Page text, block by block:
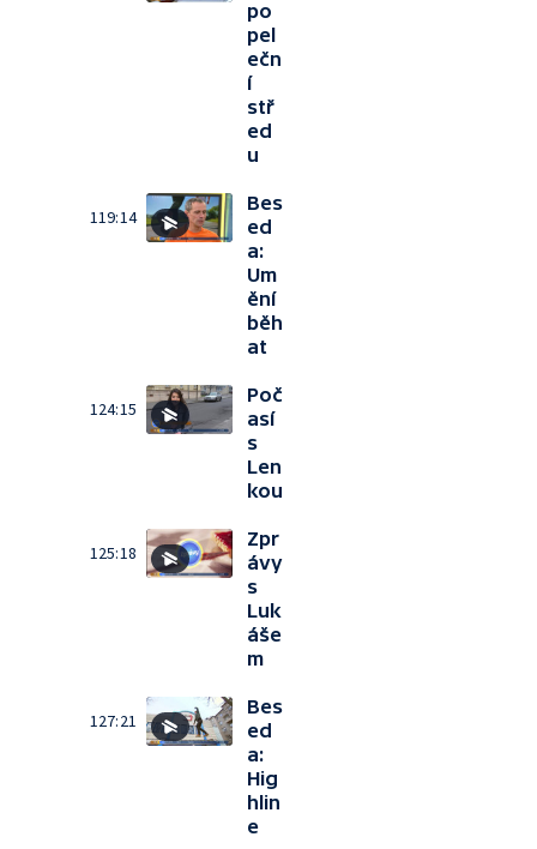
po
pel
ečn
í
stř
ed
u
119:14
Bes
ed
a:
Um
ění
běh
at
124:15
Poč
así
s
Len
kou
125:18
Zpr
ávy
s
Luk
áše
m
127:21
Bes
ed
a:
Hig
hlin
e